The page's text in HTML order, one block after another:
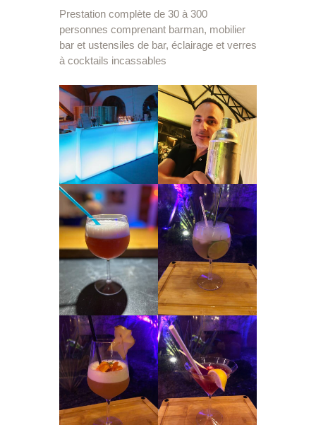
Prestation complète de 30 à 300
personnes comprenant barman, mobilier
bar et ustensiles de bar, éclairage et verres
à cocktails incassables